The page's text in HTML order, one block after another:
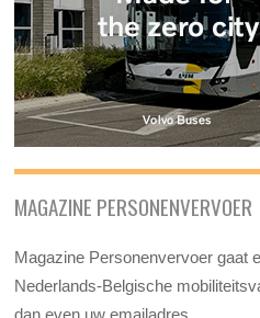
MAGAZINE PERSONENVERVOER
Magazine Personenvervoer gaat
Nederlands-Belgische